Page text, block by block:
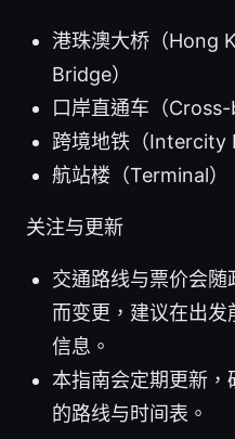
港珠澳大桥（Hong
Bridge）
口岸直通车（
跨境地铁（Intercity
航站楼（Terminal）
关注与更新
交通路线与票价会
而变更，建议在出
信息。
本指南会定期更新，
的路线与时间表。